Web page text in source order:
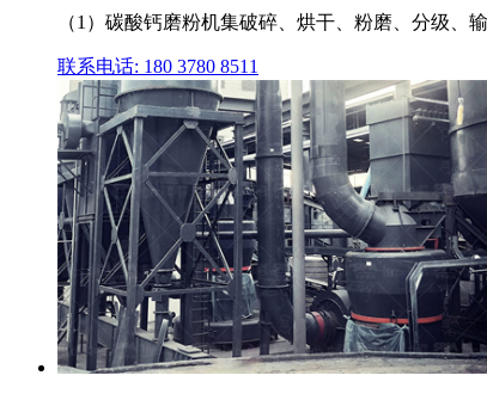
（1）碳酸钙磨粉机集破碎、烘干、粉磨、分级
联系电话: 180 3780 8511